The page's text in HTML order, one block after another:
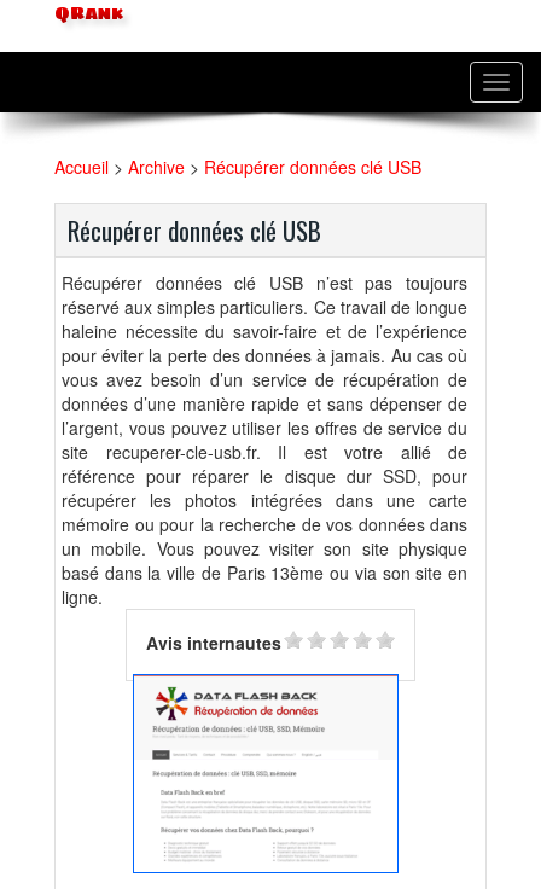
QRank
Accueil > Archive > Récupérer données clé USB
Récupérer données clé USB
Récupérer données clé USB n’est pas toujours
réservé aux simples particuliers. Ce travail de longue
haleine nécessite du savoir-faire et de l’expérience
pour éviter la perte des données à jamais. Au cas où
vous avez besoin d’un service de récupération de
données d’une manière rapide et sans dépenser de
l’argent, vous pouvez utiliser les offres de service du
site recuperer-cle-usb.fr. Il est votre allié de
référence pour réparer le disque dur SSD, pour
récupérer les photos intégrées dans une carte
mémoire ou pour la recherche de vos données dans
un mobile. Vous pouvez visiter son site physique
basé dans la ville de Paris 13ème ou via son site en
ligne.
Avis internautes